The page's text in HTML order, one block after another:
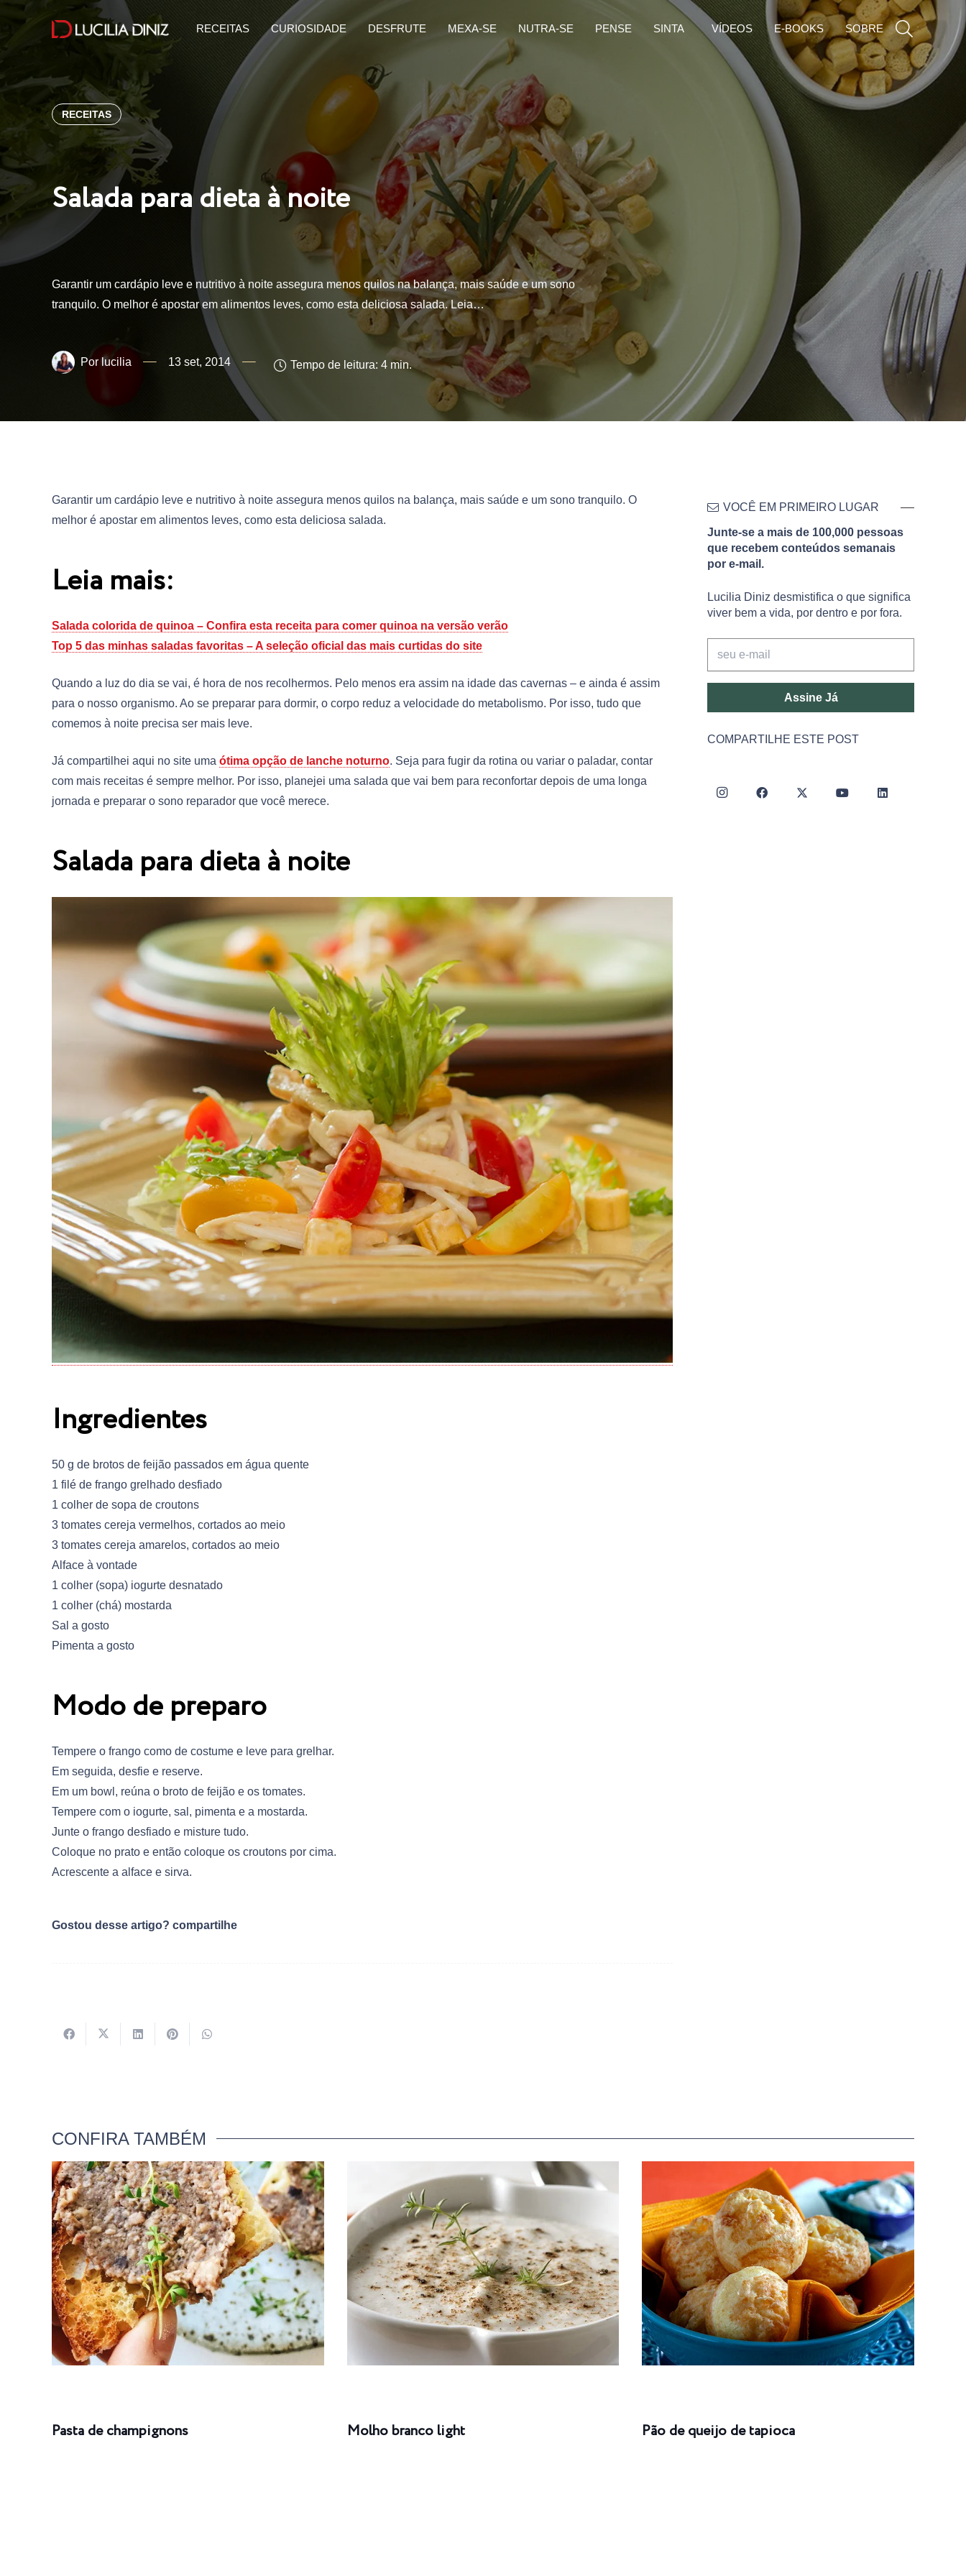
RECEITAS CURIOSIDADE DESFRUTE MEXA-SE NUTRA-SE PENSE SINTA VÍDEOS E-BOOKS SOBRE
RECEITAS
Salada para dieta à noite
Garantir um cardápio leve e nutritivo à noite assegura menos quilos na balança, mais saúde e um sono
tranquilo. O melhor é apostar em alimentos leves, como esta deliciosa salada. Leia…
lucilia 13 set, 2014 Tempo de leitura: 4 min.
Garantir um cardápio leve e nutritivo à noite assegura menos quilos na balança, mais saúde e um sono tranquilo. O
melhor é apostar em alimentos leves, como esta deliciosa salada.
Leia mais:
Salada colorida de quinoa – Confira esta receita para comer quinoa na versão verão
Top 5 das minhas saladas favoritas – A seleção oficial das mais curtidas do site
Quando a luz do dia se vai, é hora de nos recolhermos. Pelo menos era assim na idade das cavernas – e ainda é assim
para o nosso organismo. Ao se preparar para dormir, o corpo reduz a velocidade do metabolismo. Por isso, tudo que
comemos à noite precisa ser mais leve.
Já compartilhei aqui no site uma ótima opção de lanche noturno. Seja para fugir da rotina ou variar o paladar, contar
com mais receitas é sempre melhor. Por isso, planejei uma salada que vai bem para reconfortar depois de uma longa
jornada e preparar o sono reparador que você merece.
Salada para dieta à noite
Ingredientes
50 g de brotos de feijão passados em água quente
1 filé de frango grelhado desfiado
1 colher de sopa de croutons
3 tomates cereja vermelhos, cortados ao meio
3 tomates cereja amarelos, cortados ao meio
Alface à vontade
1 colher (sopa) iogurte desnatado
1 colher (chá) mostarda
Sal a gosto
Pimenta a gosto
Modo de preparo
Tempere o frango como de costume e leve para grelhar.
Em seguida, desfie e reserve.
Em um bowl, reúna o broto de feijão e os tomates.
Tempere com o iogurte, sal, pimenta e a mostarda.
Junte o frango desfiado e misture tudo.
Coloque no prato e então coloque os croutons por cima.
Acrescente a alface e sirva.
Gostou desse artigo? compartilhe
VOCÊ EM PRIMEIRO LUGAR
Junte-se a mais de 100,000 pessoas
que recebem conteúdos semanais
por e-mail.
Lucilia Diniz desmistifica o que significa
viver bem a vida, por dentro e por fora.
Assine Já
COMPARTILHE ESTE POST
CONFIRA TAMBÉM
Pasta de champignons Molho branco light Pão de queijo de tapioca